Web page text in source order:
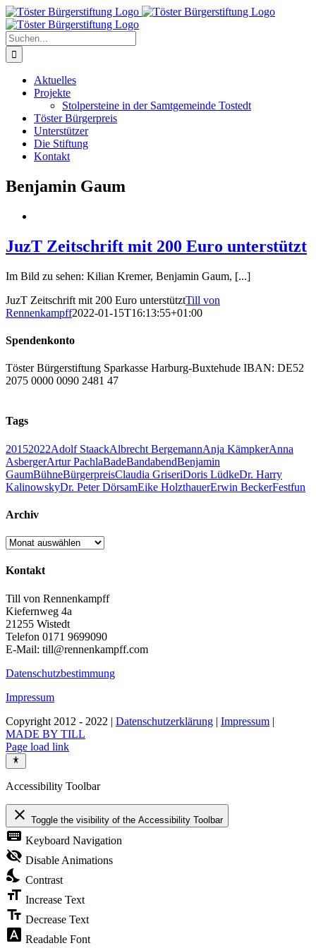
Zum
Inhalt
springen
Suche
nach:
Aktuelles
Projekte
Stolpersteine in der Samtgemeinde Tostedt
Töster Bürgerpreis
Unterstützer
Die Stiftung
Kontakt
Benjamin Gaum
JuzT Zeitschrift mit 200 Euro unterstützt
Im Bild zu sehen: Kilian Kremer, Benjamin Gaum, [...]
JuzT Zeitschrift mit 200 Euro unterstütztTill von
Rennenkampff2022-01-15T16:13:55+01:00
Spendenkonto
Töster Bürgerstiftung Sparkasse Harburg-Buxtehude IBAN: DE52
2075 0000 0090 2481 47
Tags
20152022Adolf StaackAlbrecht BergemannAnja KämpkerAnna
AsbergerArtur PachlaBadeBandabendBenjamin
GaumBühneBürgerpreisClaudia GriseriDoris LüdkeDr. Harry
KalinowskyDr. Peter DörsamEike HolzthauerErwin BeckerFestfun
Archiv
Archiv
Kontakt
Till von Rennenkampff
Kiefernweg 4a
21255 Wistedt
Telefon 0171 9699090
E-Mail: till@rennenkampff.com
Datenschutzbestimmung
Impressum
Copyright 2012 - 2022 | Datenschutzerklärung | Impressum |
MADE BY TILL
Page load link
Accessibility Toolbar
close Toggle the visibility of the Accessibility Toolbar
keyboard Keyboard Navigation
visibility_off Disable Animations
nights_stay Contrast
format_size Increase Text
text_fields Decrease Text
font_download Readable Font